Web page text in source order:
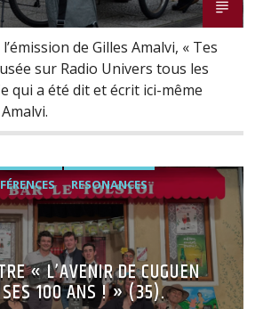
de Gilles Amalvi, « Tes
sur Radio Univers tous les
qui a été dit et écrit ici-même
RESONANCES
« L’AVENIR DE CUGUEN
SES 100 ANS ! » (35).